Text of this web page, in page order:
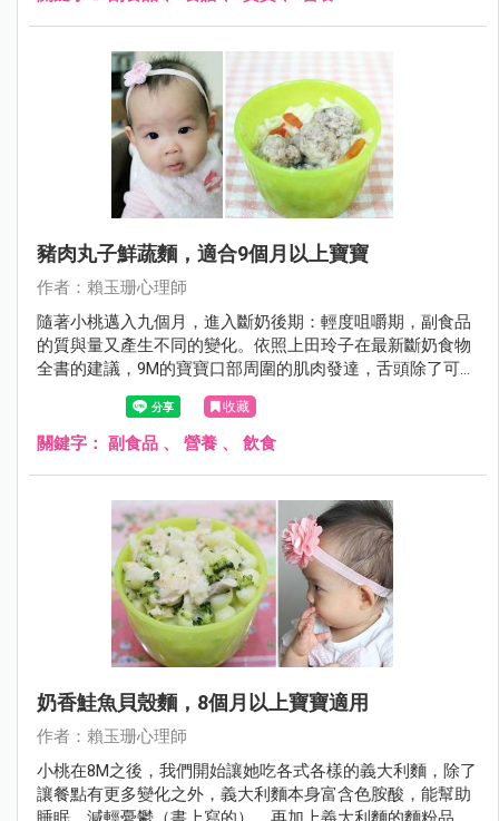
豬肉丸子鮮蔬麵，適合9個月以上寶寶
作者：賴玉珊心理師
隨著小桃邁入九個月，進入斷奶後期：輕度咀嚼期，副食品
的質與量又產生不同的變化。依照上田玲子在最新斷奶食物
全書的建議，9M的寶寶口部周圍的肌肉發達，舌頭除了可前
後上下之外，還可以左右移動。如果用舌壓不碎的食物就會
靠向左右，用牙齦咬碎來吃，這個時期已能用牙齦輕鬆咬碎
香蕉的軟硬度為基準，可避免寶寶囫圇吞食的情形。
收藏
關鍵字： 副食品 、 營養 、 飲食
奶香鮭魚貝殼麵，8個月以上寶寶適用
作者：賴玉珊心理師
​​​​​​​小桃在8M之後，我們開始讓她吃各式各樣的義大利麵，除了
讓餐點有更多變化之外，義大利麵本身富含色胺酸，能幫助